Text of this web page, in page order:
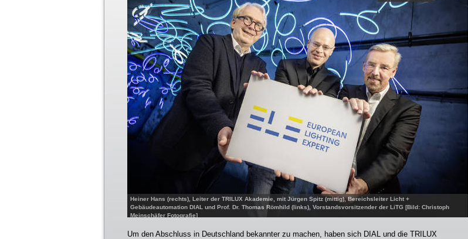
Heiner Hans (rechts), Leiter der TRILUX Akademie, mit Jürgen Spitz (mittig), Bereichsleiter Licht +
Gebäudeautomation DIAL und Prof. Dr. Thomas Römhild (links), Vorstandsvorsitzender der LiTG [Bild: Christoph
Meinschäfer Fotografie]
Um den Abschluss in Deutschland bekannter zu machen, haben sich DIAL und die TRILUX